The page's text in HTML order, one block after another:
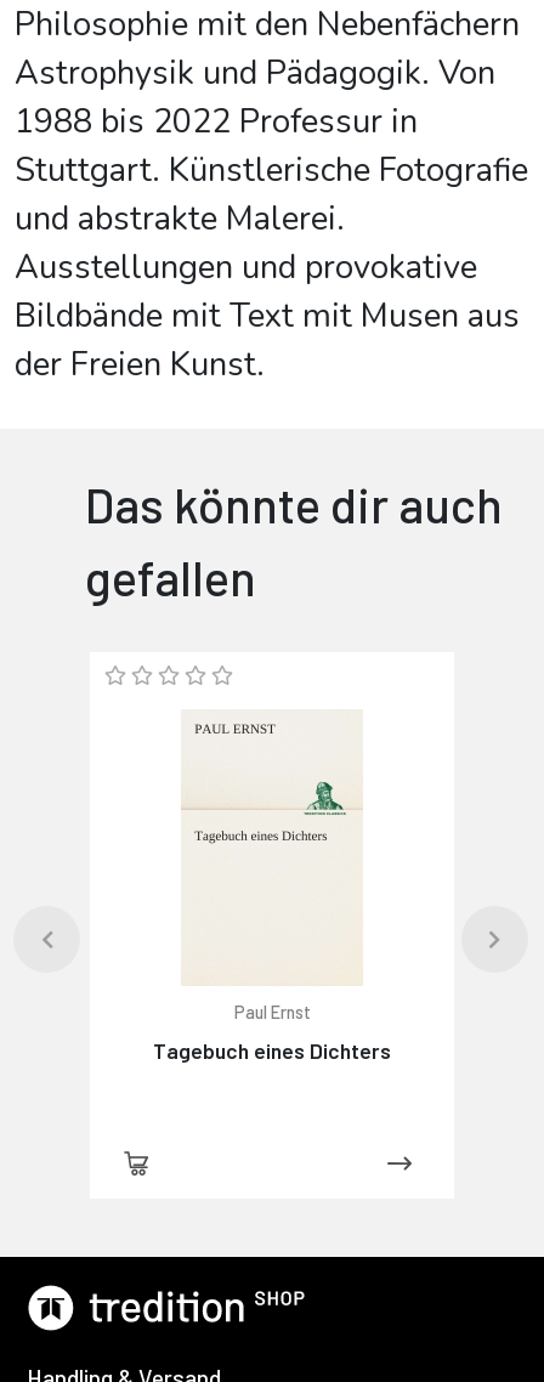
Philosophie mit den Nebenfächern
Astrophysik und Pädagogik. Von
1988 bis 2022 Professur in
Stuttgart. Künstlerische Fotografie
und abstrakte Malerei.
Ausstellungen und provokative
Bildbände mit Text mit Musen aus
der Freien Kunst.
Das könnte dir auch
gefallen
Paul Ernst
Tagebuch eines Dichters